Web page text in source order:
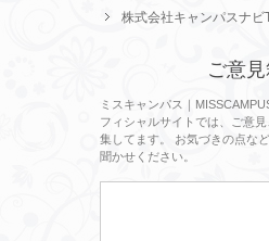
株式会社キャンパスナビ
ご意
ミスキャンパス｜
フィシャルサイトでは、ご意
集してます。 お気づきの点な
聞かせください。